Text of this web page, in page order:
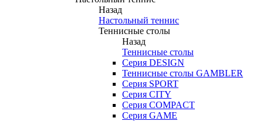
Назад
Настольный теннис
Теннисные столы
Назад
Теннисные столы
Серия DESIGN
Теннисные столы GAMBLER
Серия SPORT
Серия CITY
Серия COMPACT
Серия GAME